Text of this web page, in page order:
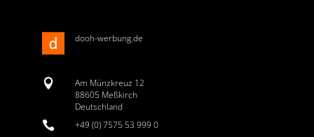
dooh-werbung.de

Am Münzkreuz 12
88605 Meßkirch
Deutschland
 +49 (0) 7575 53 999 0